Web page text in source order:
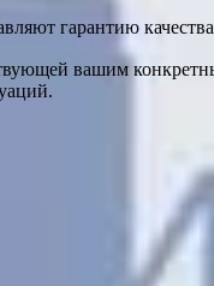
гарантию
вашим